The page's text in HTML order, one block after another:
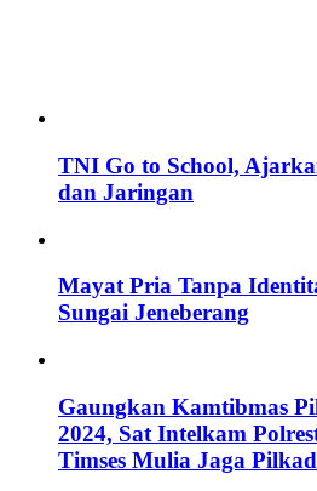
TNI Go to School,
dan Jaringan
Mayat Pria Tanpa
Sungai Jeneberang
Gaungkan Kamtibmas
2024, Sat Intelkam
Timses Mulia Jaga